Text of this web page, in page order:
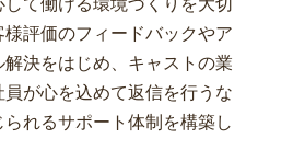
評価のフィードバックやア
解決をはじめ、キャストの業
が心を込めて返信を行うな
れるサポート体制を構築し